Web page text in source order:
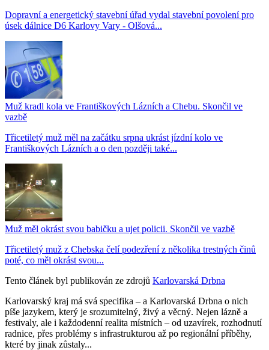
Dopravní a energetický stavební úřad vydal stavební povolení pro
úsek dálnice D6 Karlovy Vary - Olšová...
Muž kradl kola ve Františkových Lázních a Chebu. Skončil ve
vazbě
Třicetiletý muž měl na začátku srpna ukrást jízdní kolo ve
Františkových Lázních a o den později také...
Muž měl okrást svou babičku a ujet policii. Skončil ve vazbě
Třicetiletý muž z Chebska čelí podezření z několika trestných činů
poté, co měl okrást svou...
Tento článek byl publikován ze zdrojů Karlovarská Drbna
Karlovarský kraj má svá specifika – a Karlovarská Drbna o nich
píše jazykem, který je srozumitelný, živý a věcný. Nejen lázně a
festivaly, ale i každodenní realita místních – od uzavírek, rozhodnutí
radnice, přes problémy s infrastrukturou až po regionální příběhy,
které by jinak zůstaly...